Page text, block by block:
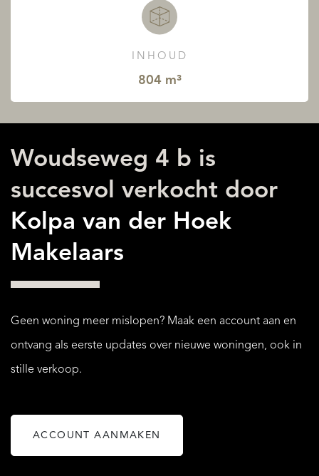
INHOUD
804 m³
Woudseweg 4 b is
succesvol verkocht door
Kolpa van der Hoek
Makelaars
Geen woning meer mislopen? Maak een account aan en
ontvang als eerste updates over nieuwe woningen, ook in
stille verkoop.
ACCOUNT AANMAKEN